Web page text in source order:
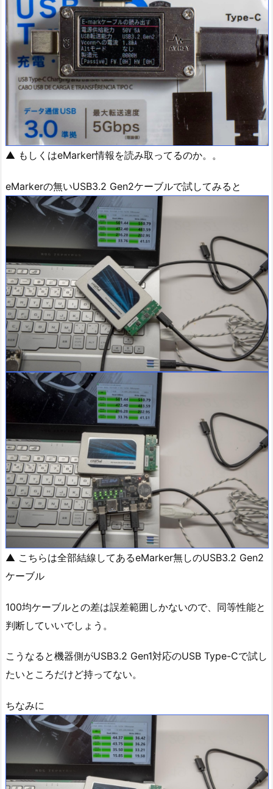
▲ もしくはeMarker情報を読み取ってるのか。。
eMarkerの無いUSB3.2 Gen2ケーブルで試してみると
▲ こちらは全部結線してあるeMarker無しのUSB3.2 Gen2
ケーブル
100均ケーブルとの差は誤差範囲しかないので、同等性能と
判断していいでしょう。
こうなると機器側がUSB3.2 Gen1対応のUSB Type-Cで試し
たいところだけど持ってない。
ちなみに